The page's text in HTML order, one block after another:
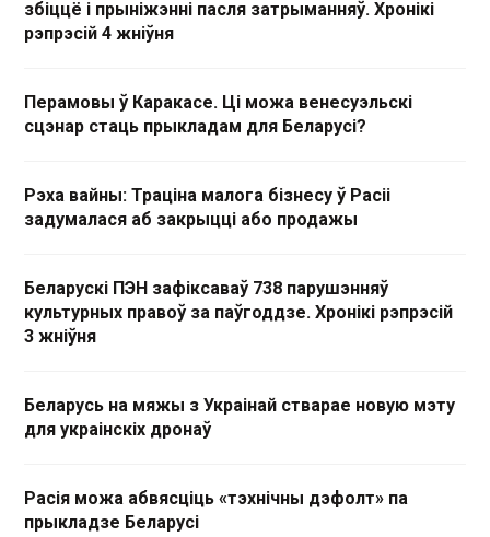
збіццё і прыніжэнні пасля затрыманняў. Хронікі
рэпрэсій 4 жніўня
Перамовы ў Каракасе. Ці можа венесуэльскі
сцэнар стаць прыкладам для Беларусі?
Рэха вайны: Траціна малога бізнесу ў Расіі
задумалася аб закрыцці або продажы
Беларускі ПЭН зафіксаваў 738 парушэнняў
культурных правоў за паўгоддзе. Хронікі рэпрэсій
3 жніўня
Беларусь на мяжы з Украінай стварае новую мэту
для украінскіх дронаў
Расія можа абвясціць «тэхнічны дэфолт» па
прыкладзе Беларусі